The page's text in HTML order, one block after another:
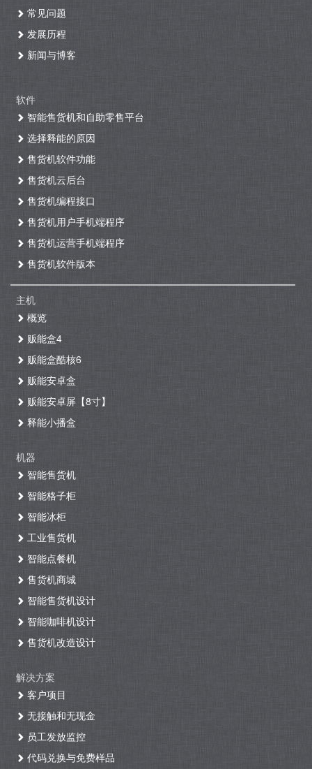
常见问题
发展历程
新闻与博客
软件
智能售货机和自助零售平台
选择释能的原因
售货机软件功能
售货机云后台
售货机编程接口
售货机用户手机端程序
售货机运营手机端程序
售货机软件版本
主机
概览
贩能盒4
贩能盒酷核6
贩能安卓盒
贩能安卓屏【8寸】
释能小播盒
机器
智能售货机
智能格子柜
智能冰柜
工业售货机
智能点餐机
售货机商城
智能售货机设计
智能咖啡机设计
售货机改造设计
解决方案
客户项目
无接触和无现金
员工发放监控
代码兑换与免费样品